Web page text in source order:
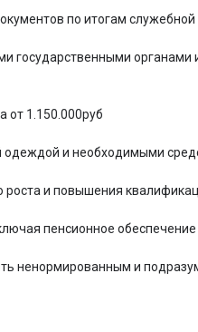
по итогам служебной
государственными органами
от 1.150.000руб
и необходимыми
роста и повышения
пенсионное
ненормированным и